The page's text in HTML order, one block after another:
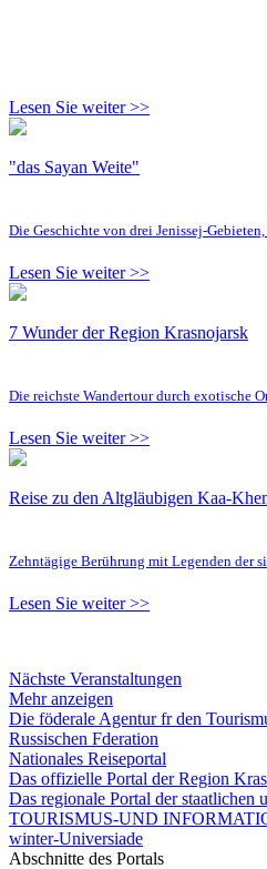
Lesen Sie weiter >>
"das Sayan Weite"
Die Geschichte von drei Jenissej-
Lesen Sie weiter >>
7 Wunder der Region Krasnojarsk
Die reichste Wandertour durch exotische
Lesen Sie weiter >>
Reise zu den Altgläubigen Kaa-
Zehntägige Berührung mit Legenden der
Lesen Sie weiter >>
Nächste Veranstaltungen
Mehr anzeigen
Die föderale Agentur fr den
Russischen Fderation
Nationales Reiseportal
Das offizielle Portal der Region
Das regionale Portal der staatlichen
TOURISMUS-UND
winter-Universiade
Abschnitte des Portals